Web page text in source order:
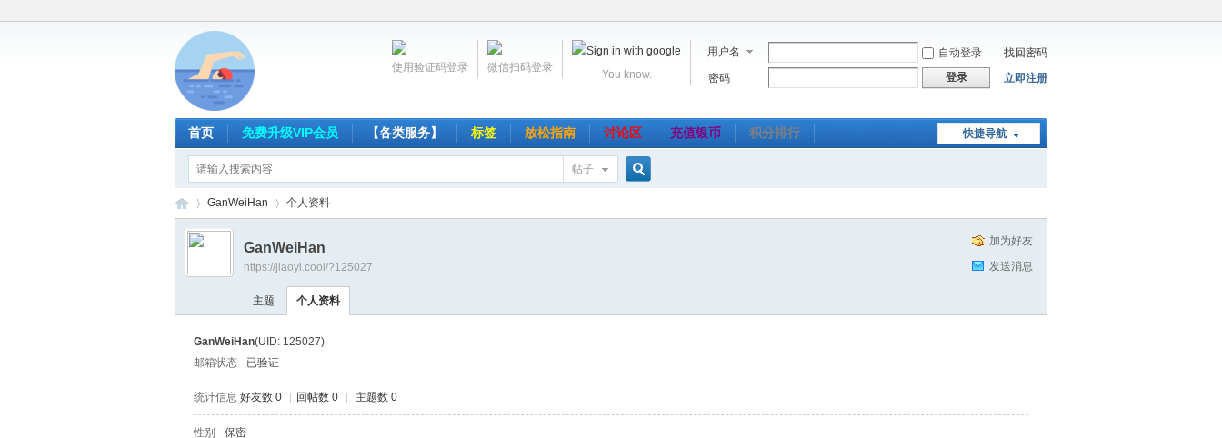
用户名 自动登录
找回密码
密码
登录 立即注册
You know.
微信扫码登录
使用验证码登录
快捷导航
首页 免费升级VIP会员 【各类服务】 标签 放松指南 讨论区 充值银币 积分排行
帖子
›
GanWeiHan 个人资料
加为好友
发送消息
GanWeiHan
https://jiaoyi.cool/?125027
主题 个人资料
GanWeiHan(UID: 125027)
邮箱状态
已验证
统计信息 好友数 0 回帖数 0 主题数 0
性别 保密